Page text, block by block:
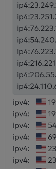
ipv4:
ipv4:
ipv4:
ipv4:
ipv4:
ipv4: